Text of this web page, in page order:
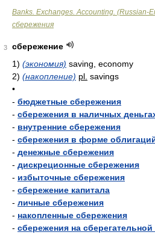
Banks. Exchanges. Accounting. (Russian-
сбережения
3
сбережение
1) (экономия) saving, economy
2) (накопление) pl. savings
•
- бюджетные сбережения
- сбережения в наличных
- внутренние сбережения
- сбережения в форме
- денежные сбережения
- дискреционные сбережения
- избыточные сбережения
- сбережение капитала
- личные сбережения
- накопленные сбережения
- сбережения на сберегательной